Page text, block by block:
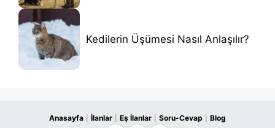
Kedilerin Üşümesi Nasıl Anlaşılır?
Anasayfa İlanlar Eş İlanlar Soru-Cevap Blog